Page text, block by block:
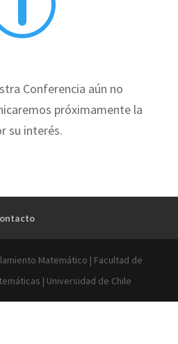
Conferencia aún no
próximamente la
su interés.
Matemático | Facultad de
| Universidad de Chile